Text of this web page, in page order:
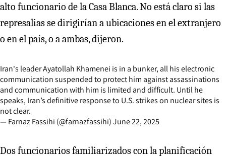
alto funcionario de la Casa Blanca. No está claro si las
represalias se dirigirían a ubicaciones en el extranjero
o en el país, o a ambas, dijeron.
Iran's leader Ayatollah Khamenei is in a bunker, all his electronic
communication suspended to protect him against assassinations
and communication with him is limited and difficult. Until he
speaks, Iran’s definitive response to U.S. strikes on nuclear sites is
not clear.
— Farnaz Fassihi (@farnazfassihi)June 22, 2025
Dos funcionarios familiarizados con la planificación